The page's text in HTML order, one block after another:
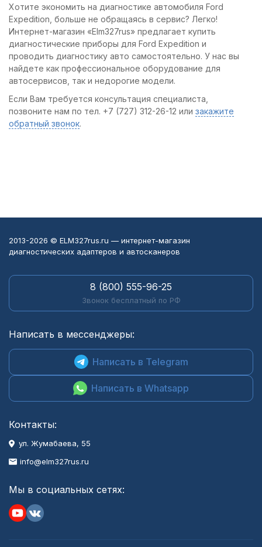
Хотите экономить на диагностике автомобиля Ford
Expedition, больше не обращаясь в сервис? Легко!
Интернет-магазин «Elm327rus» предлагает купить
диагностические приборы для Ford Expedition и
проводить диагностику авто самостоятельно. У нас вы
найдете как профессиональное оборудование для
автосервисов, так и недорогие модели.
Если Вам требуется консультация специалиста,
позвоните нам по тел. +7 (727) 312-26-12 или закажите
обратный звонок.
2013-2026 © ELM327rus.ru — интернет-магазин
диагностических адаптеров и автосканеров
8 (800) 555-96-25
Звонок бесплатный по РФ
Написать в мессенджеры:
Написать в Telegram
Написать в Whatsapp
Контакты:
ул. Жумабаева, 55
info@elm327rus.ru
Мы в социальных сетях: